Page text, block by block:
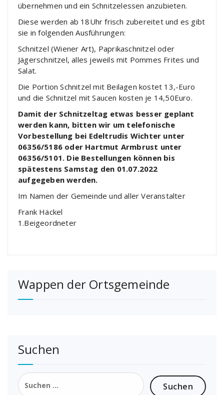
übernehmen und ein Schnitzelessen anzubieten.
Diese werden ab 18Uhr frisch zubereitet und es gibt
sie in folgenden Ausführungen:
Schnitzel (Wiener Art), Paprikaschnitzel oder
Jägerschnitzel, alles jeweils mit Pommes Frites und
Salat.
Die Portion Schnitzel mit Beilagen kostet 13,-Euro
und die Schnitzel mit Saucen kosten je 14,50Euro.
Damit der Schnitzeltag etwas besser geplant
werden kann, bitten wir um telefonische
Vorbestellung bei Edeltrudis Wichter unter
06356/5186 oder Hartmut Armbrust unter
06356/5101. Die Bestellungen können bis
spätestens Samstag den 01.07.2022
aufgegeben werden.
Im Namen der Gemeinde und aller Veranstalter
Frank Häckel
1.Beigeordneter
Wappen der Ortsgemeinde
Suchen
Suchen
nach: